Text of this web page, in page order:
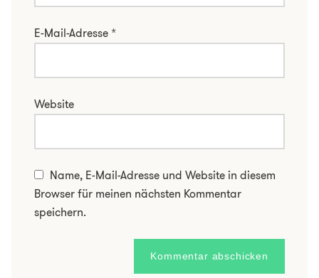
E-Mail-Adresse *
Website
Name, E-Mail-Adresse und Website in diesem
Browser für meinen nächsten Kommentar
speichern.